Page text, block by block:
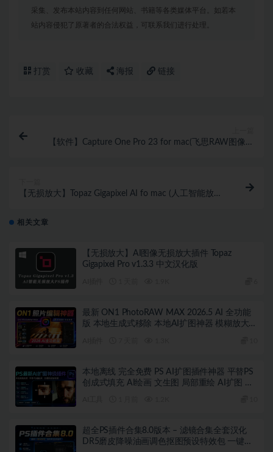
采集、发布本站内容到任何网站、书籍等各类媒体平台。如若本
站内容侵犯了原著者的合法权益，可联系我们进行处理。
打赏 收藏 海报 链接
【软件】Capture One Pro 23 for mac(飞思RAW图像软
【无损放大】Topaz Gigapixel AI fo mac (人工智能放大
相关文章
【无损放大】AI图像无损放大插件 Topaz
Gigapixel Pro v1.3.3 中文汉化版
最新 ON1 PhotoRAW MAX 2026.5 AI 全功能
版 本地生成式移除 本地AI扩图神器 模糊放大！
本地离线 完全免费 PS AI扩图插件神器 平替PS
创成式填充 AI绘画 文生图 局部重绘 AI扩图 模
超全PS插件合集8.0版本 – 滤镜合集全套汉化
DR5磨皮降噪油画调色抠图预设特效包 一键安